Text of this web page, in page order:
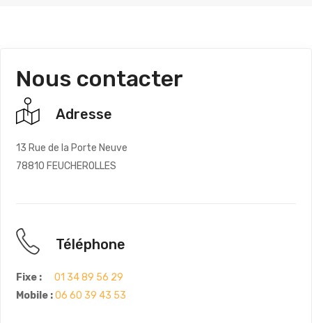
Nous contacter
Adresse
13 Rue de la Porte Neuve
78810 FEUCHEROLLES
Téléphone
Fixe : 01 34 89 56 29
Mobile :06 60 39 43 53